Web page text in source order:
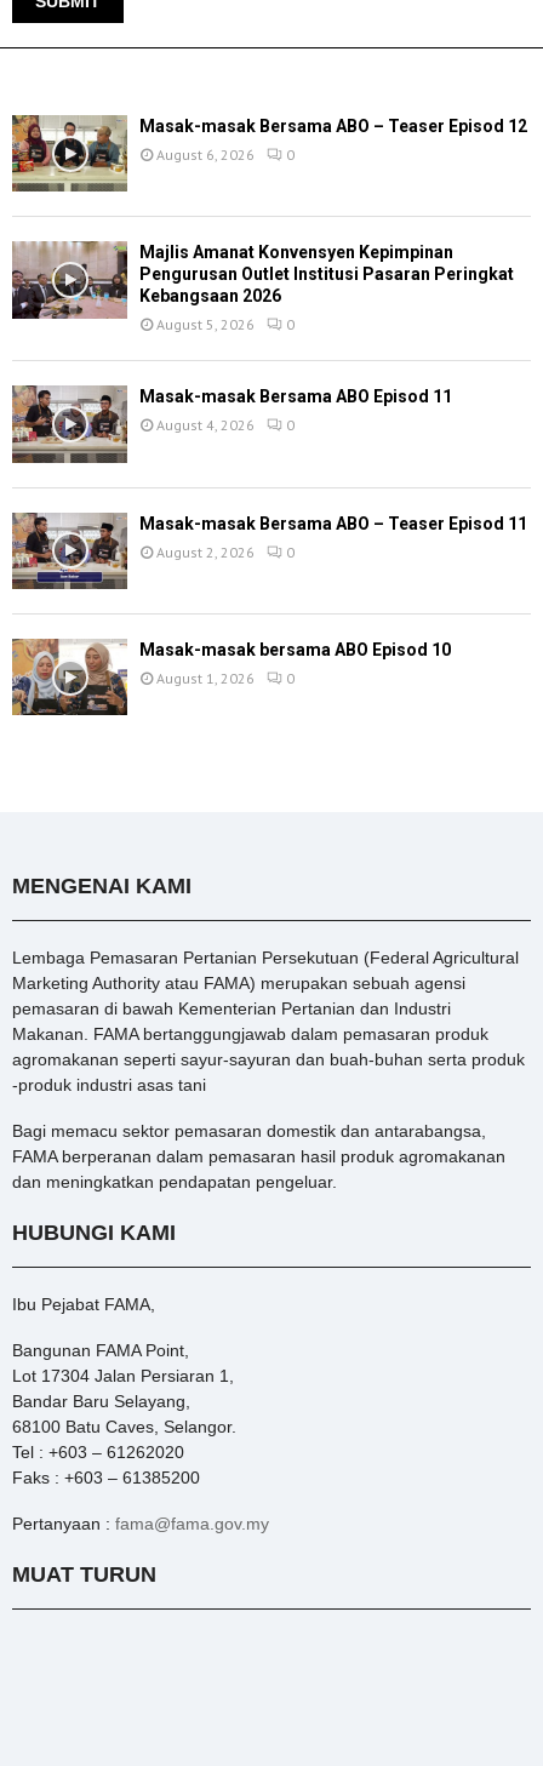
Masak-masak Bersama ABO – Teaser Episod 12
August 6, 2026 0
Majlis Amanat Konvensyen Kepimpinan
Pengurusan Outlet Institusi Pasaran Peringkat
Kebangsaan 2026
August 5, 2026 0
Masak-masak Bersama ABO Episod 11
August 4, 2026 0
Masak-masak Bersama ABO – Teaser Episod 11
August 2, 2026 0
Masak-masak bersama ABO Episod 10
August 1, 2026 0
MENGENAI KAMI
Lembaga Pemasaran Pertanian Persekutuan (Federal Agricultural
Marketing Authority atau FAMA) merupakan sebuah agensi
pemasaran di bawah Kementerian Pertanian dan Industri
Makanan. FAMA bertanggungjawab dalam pemasaran produk
agromakanan seperti sayur-sayuran dan buah-buhan serta produk
-produk industri asas tani
Bagi memacu sektor pemasaran domestik dan antarabangsa,
FAMA berperanan dalam pemasaran hasil produk agromakanan
dan meningkatkan pendapatan pengeluar.
HUBUNGI KAMI
Ibu Pejabat FAMA,
Bangunan FAMA Point,
Lot 17304 Jalan Persiaran 1,
Bandar Baru Selayang,
68100 Batu Caves, Selangor.
Tel : +603 – 61262020
Faks : +603 – 61385200
Pertanyaan : fama@fama.gov.my
MUAT TURUN